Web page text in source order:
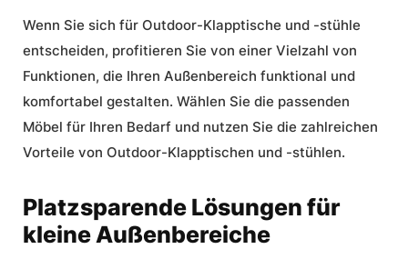
Wenn Sie sich für Outdoor-Klapptische und -stühle
entscheiden, profitieren Sie von einer Vielzahl von
Funktionen, die Ihren Außenbereich funktional und
komfortabel gestalten. Wählen Sie die passenden
Möbel für Ihren Bedarf und nutzen Sie die zahlreichen
Vorteile von Outdoor-Klapptischen und -stühlen.
Platzsparende Lösungen für
kleine Außenbereiche